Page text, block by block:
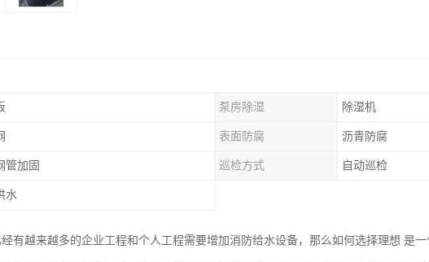
泵房除湿 除湿机
表面防腐 沥青防腐
管加固 巡检方式 自动巡检
水
有越来越多的企业工程和个人工程需要增加消防给水设备，那么如何选择理想 是